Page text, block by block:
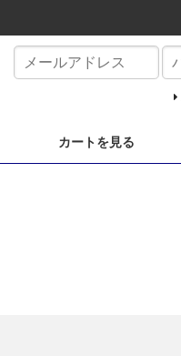
カートを見る